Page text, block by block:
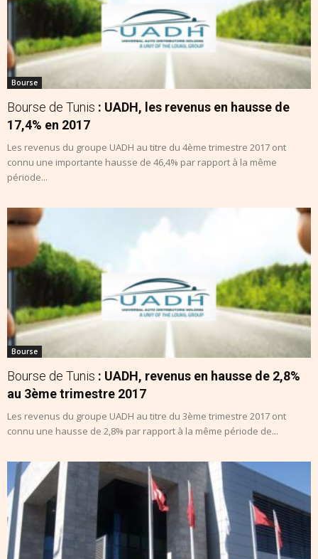
Bourse
Bourse de Tunis : UADH, les revenus en hausse de
17,4% en 2017
Les revenus du groupe UADH au titre du 4ème trimestre 2017 ont
connu une importante hausse de 46,4% par rapport à la même
période...
Bourse
Bourse de Tunis : UADH, revenus en hausse de 2,8%
au 3ème trimestre 2017
Les revenus du groupe UADH au titre du 3ème trimestre 2017 ont
connu une hausse de 2,8% par rapport à la même période de...